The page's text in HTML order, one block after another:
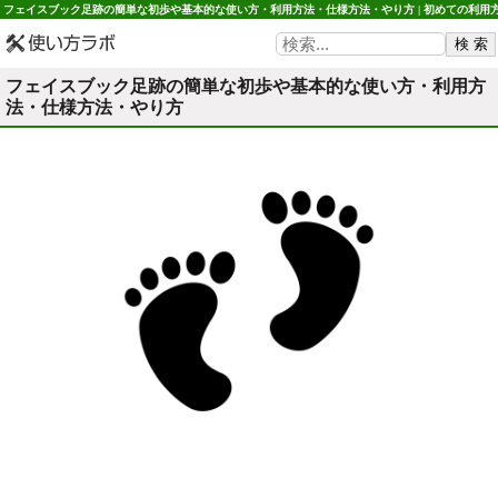
フェイスブック足跡の簡単な初歩や基本的な使い方・利用方法・仕様方法・やり方 | 初めての利用
フェイスブック足跡の簡単な初歩や基本的な使い方・利用方
法・仕様方法・やり方